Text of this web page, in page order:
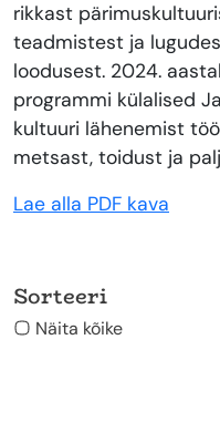
rikkast
teadmistest ja
loodusest. 2024.
programmi külalised
kultuuri lähenemist
metsast, toidust ja
Lae alla PDF kava
Sorteeri
Näita kõike